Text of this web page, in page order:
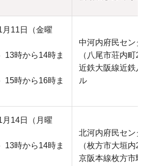
月11日（金曜
13時から14時ま
15時から16時ま
中河内府民セン
（八尾市荘内町2-
近鉄大阪線近鉄八
ル
月14日（月曜
13時から14時ま
北河内府民セン
（枚方市大垣内2-
京阪本線枚方市駅